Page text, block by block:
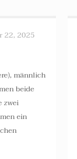
22, 2025
männlich
beide
zwei
ein